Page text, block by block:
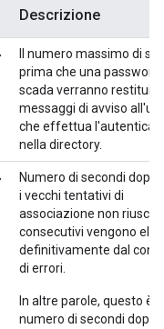
Descrizione
Il numero massimo di
prima che una password
scada verranno restituiti
messaggi di avviso
che effettua
nella directory.
Numero di secondi dopo
i vecchi tentativi di
associazione non riusciti
consecutivi vengono
definitivamente dal
di errori.
In altre parole, questo è il
numero di secondi dopo il